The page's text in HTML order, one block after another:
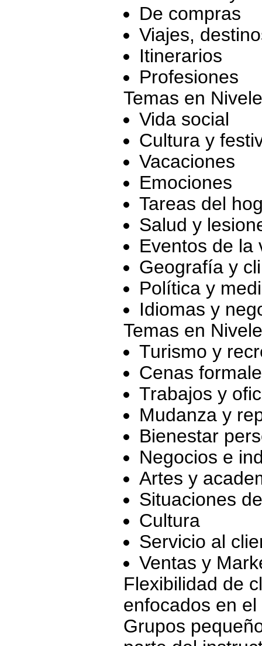
De compras
Viajes,
Itinerarios
Profesiones
Temas en
Vida social
Cultura y
Vacaciones
Emociones
Tareas del
Salud y
Eventos de la
Geografía y
Política y
Idiomas y
Temas en
Turismo y
Cenas
Trabajos y
Mudanza y
Bienestar
Negocios e
Artes y
Situaciones
Cultura
Servicio al
Ventas y
Flexibilidad de
enfocados en
Grupos